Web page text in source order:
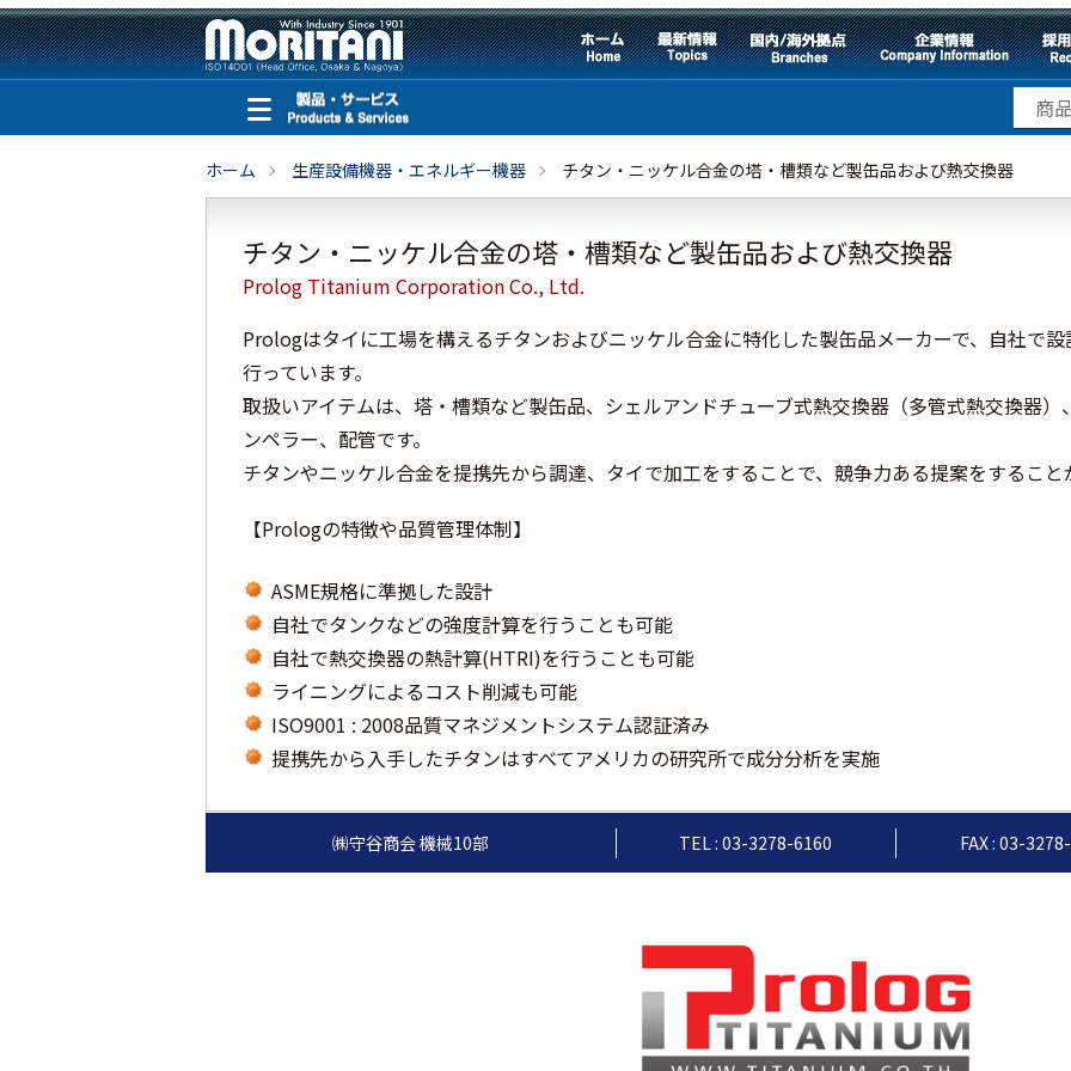
ホーム 生産設備機器・エネルギー機器 チタン・ニッケル合金の塔・槽類など製缶品および熱交換器
チタン・ニッケル合金の塔・槽類など製缶品および熱交換器
Prolog Titanium Corporation Co., Ltd.
Prologはタイに工場を構えるチタンおよびニッケル合金に特化した製缶品メーカーで、自社で
行っています。
取扱いアイテムは、塔・槽類など製缶品、シェルアンドチューブ式熱交換器（多管式熱交換器
ンペラー、配管です。
チタンやニッケル合金を提携先から調達、タイで加工をすることで、競争力ある提案をすること
【Prologの特徴や品質管理体制】
ASME規格に準拠した設計
自社でタンクなどの強度計算を行うことも可能
自社で熱交換器の熱計算(HTRI)を行うことも可能
ライニングによるコスト削減も可能
ISO9001 : 2008品質マネジメントシステム認証済み
提携先から入手したチタンはすべてアメリカの研究所で成分分析を実施
TEL : 03-3278-6160 FAX : 03-